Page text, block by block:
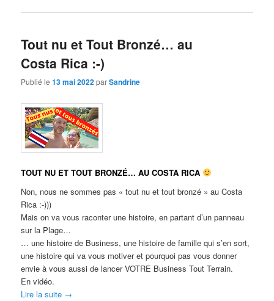
Tout nu et Tout Bronzé… au
Costa Rica :-)
Publié le13 mai 2022parSandrine
TOUT NU ET TOUT BRONZÉ… AU COSTA RICA
Non, nous ne sommes pas « tout nu et tout bronzé » au Costa
Rica :-)))
Mais on va vous raconter une histoire, en partant d’un panneau
sur la Plage…
… une histoire de Business, une histoire de famille qui s’en sort,
une histoire qui va vous motiver et pourquoi pas vous donner
envie à vous aussi de lancer VOTRE Business Tout Terrain.
En vidéo.
Lire la suite →